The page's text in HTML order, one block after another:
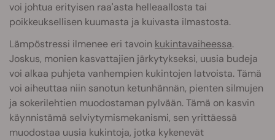
voi johtua erityisen raa'asta helleaallosta tai
poikkeuksellisen kuumasta ja kuivasta ilmastosta.
Lämpöstressi ilmenee eri tavoin kukintavaiheessa.
Joskus, monien kasvattajien järkytykseksi, uusia budeja
voi alkaa puhjeta vanhempien kukintojen latvoista. Tämä
voi aiheuttaa niin sanotun ketunhännän, pienten silmujen
ja sokerilehtien muodostaman pylvään. Tämä on kasvin
käynnistämä selviytymismekanismi, sen yrittäessä
muodostaa uusia kukintoja, jotka kykenevät